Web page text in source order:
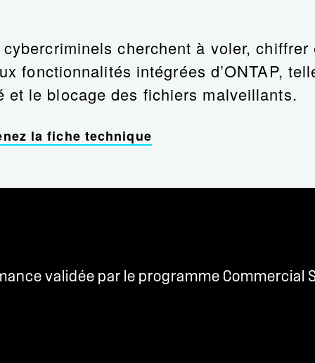
cherchent à voler, chiffrer
fonctionnalités intégrées d’ONTAP,
et le blocage des fichiers malveillants.
la fiche technique
validée par le programme Commercial